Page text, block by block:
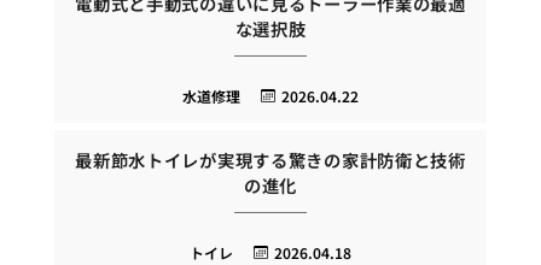
な選択肢
2026.04.22
水道修理
最新節水トイレが実現する驚きの家計防衛と技術
の進化
2026.04.18
トイレ